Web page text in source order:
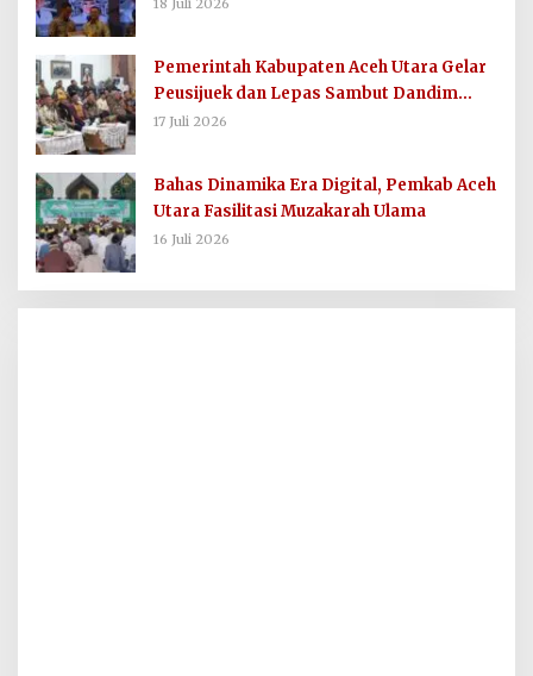
Pemerintah Kabupaten Aceh Utara Gelar
Peusijuek dan Lepas Sambut Dandim
0103/AUT
17 Juli 2026
Bahas Dinamika Era Digital, Pemkab Aceh
Utara Fasilitasi Muzakarah Ulama
16 Juli 2026